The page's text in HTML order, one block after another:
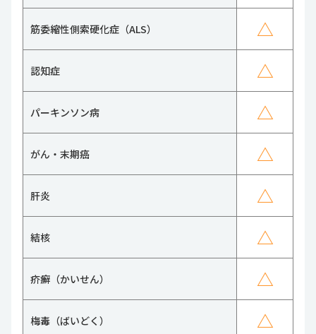
筋委縮性側索硬化症（ALS） △
認知症 △
パーキンソン病 △
がん・末期癌 △
肝炎 △
結核 △
疥癬（かいせん） △
梅毒（ばいどく） △